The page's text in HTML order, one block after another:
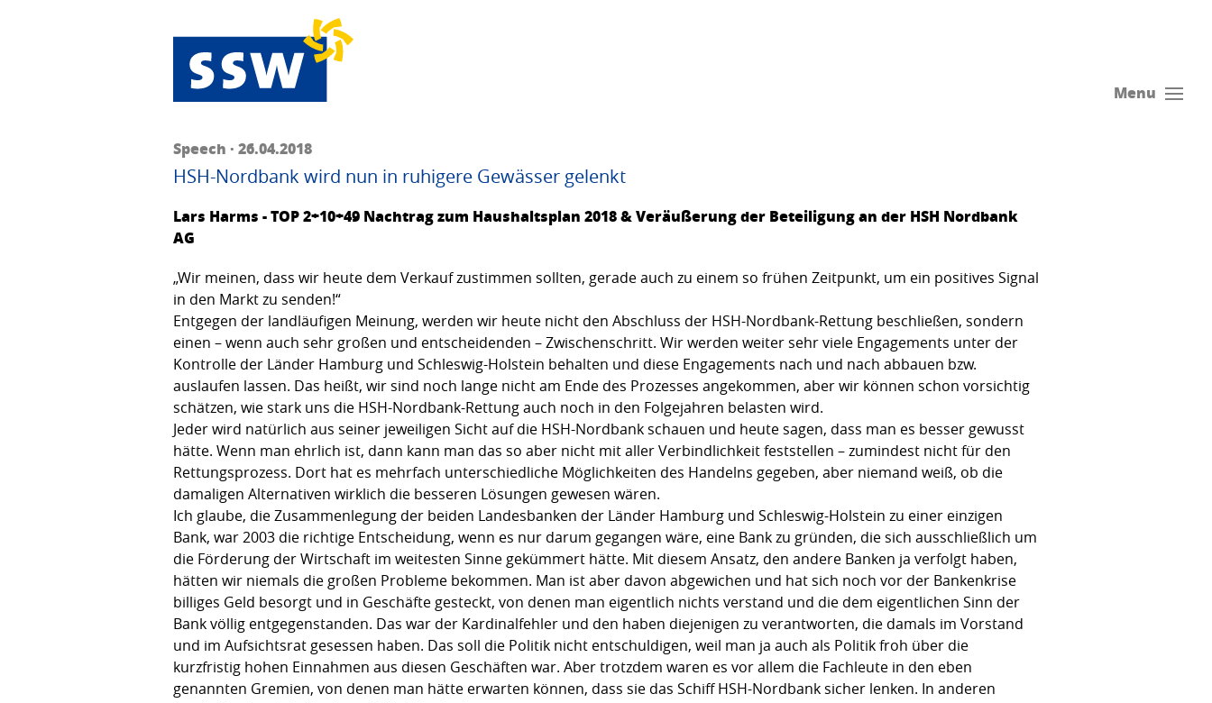
Menu
Speech · 26.04.2018
HSH-Nordbank wird nun in ruhigere Gewässer gelenkt
Lars Harms - TOP 2+10+49 Nachtrag zum Haushaltsplan 2018 & Veräußerung der Beteiligung an der HSH Nordbank
AG
„Wir meinen, dass wir heute dem Verkauf zustimmen sollten, gerade auch zu einem so frühen Zeitpunkt, um ein positives Signal
in den Markt zu senden!“
Entgegen der landläufigen Meinung, werden wir heute nicht den Abschluss der HSH-Nordbank-Rettung beschließen, sondern
einen – wenn auch sehr großen und entscheidenden – Zwischenschritt. Wir werden weiter sehr viele Engagements unter der
Kontrolle der Länder Hamburg und Schleswig-Holstein behalten und diese Engagements nach und nach abbauen bzw.
auslaufen lassen. Das heißt, wir sind noch lange nicht am Ende des Prozesses angekommen, aber wir können schon vorsichtig
schätzen, wie stark uns die HSH-Nordbank-Rettung auch noch in den Folgejahren belasten wird.
Jeder wird natürlich aus seiner jeweiligen Sicht auf die HSH-Nordbank schauen und heute sagen, dass man es besser gewusst
hätte. Wenn man ehrlich ist, dann kann man das so aber nicht mit aller Verbindlichkeit feststellen – zumindest nicht für den
Rettungsprozess. Dort hat es mehrfach unterschiedliche Möglichkeiten des Handelns gegeben, aber niemand weiß, ob die
damaligen Alternativen wirklich die besseren Lösungen gewesen wären.
Ich glaube, die Zusammenlegung der beiden Landesbanken der Länder Hamburg und Schleswig-Holstein zu einer einzigen
Bank, war 2003 die richtige Entscheidung, wenn es nur darum gegangen wäre, eine Bank zu gründen, die sich ausschließlich um
die Förderung der Wirtschaft im weitesten Sinne gekümmert hätte. Mit diesem Ansatz, den andere Banken ja verfolgt haben,
hätten wir niemals die großen Probleme bekommen. Man ist aber davon abgewichen und hat sich noch vor der Bankenkrise
billiges Geld besorgt und in Geschäfte gesteckt, von denen man eigentlich nichts verstand und die dem eigentlichen Sinn der
Bank völlig entgegenstanden. Das war der Kardinalfehler und den haben diejenigen zu verantworten, die damals im Vorstand
und im Aufsichtsrat gesessen haben. Das soll die Politik nicht entschuldigen, weil man ja auch als Politik froh über die
kurzfristig hohen Einnahmen aus diesen Geschäften war. Aber trotzdem waren es vor allem die Fachleute in den eben
genannten Gremien, von denen man hätte erwarten können, dass sie das Schiff HSH-Nordbank sicher lenken. In anderen